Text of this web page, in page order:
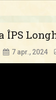
ÎPS
7 apr., 2024